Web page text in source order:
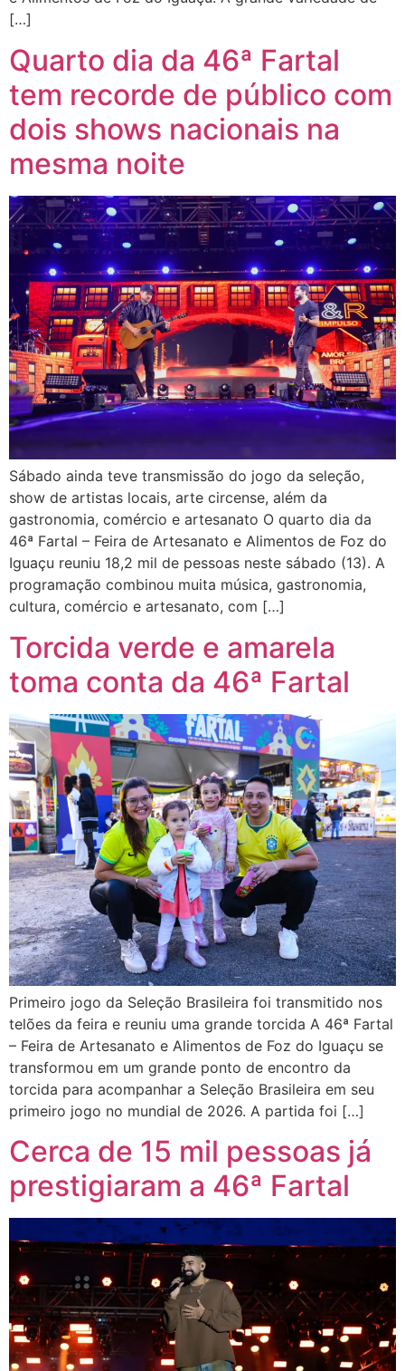
[…]
Quarto dia da 46ª Fartal
tem recorde de público com
dois shows nacionais na
mesma noite
Sábado ainda teve transmissão do jogo da seleção,
show de artistas locais, arte circense, além da
gastronomia, comércio e artesanato O quarto dia da
46ª Fartal – Feira de Artesanato e Alimentos de Foz do
Iguaçu reuniu 18,2 mil de pessoas neste sábado (13). A
programação combinou muita música, gastronomia,
cultura, comércio e artesanato, com […]
Torcida verde e amarela
toma conta da 46ª Fartal
Primeiro jogo da Seleção Brasileira foi transmitido nos
telões da feira e reuniu uma grande torcida A 46ª Fartal
– Feira de Artesanato e Alimentos de Foz do Iguaçu se
transformou em um grande ponto de encontro da
torcida para acompanhar a Seleção Brasileira em seu
primeiro jogo no mundial de 2026. A partida foi […]
Cerca de 15 mil pessoas já
prestigiaram a 46ª Fartal